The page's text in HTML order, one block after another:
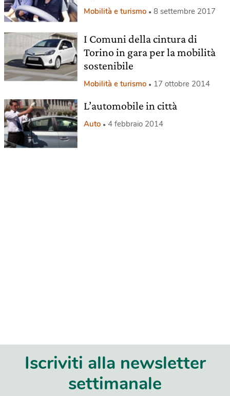
Mobilità e turismo 8 settembre 2017
I Comuni della cintura di
Torino in gara per la mobilità
sostenibile
Mobilità e turismo 17 ottobre 2014
L’automobile in città
Auto 4 febbraio 2014
Iscriviti alla newsletter
settimanale